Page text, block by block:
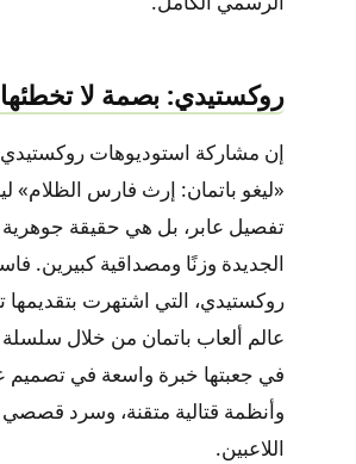
روكستيدي: بصمة لا
إن مشاركة استوديوهات
«ليغو باتمان: إرث فارس
تفصيل عابر، بل هي حقيقة جوهرية
الجديدة وزنًا ومصداقية كبيرين.
روكستيدي، التي اشتهرت بتقديمها
عالم ألعاب باتمان من خلال
في جعبتها خبرة واسعة في تصميم
وأنظمة قتالية متقنة، وسرد
اللاعبين.